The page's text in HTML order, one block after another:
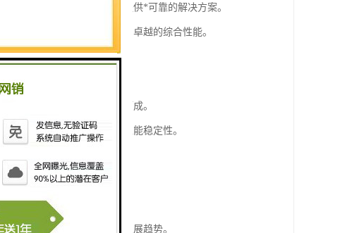
，致力于为各类建筑项目提供*可靠的解决方案。
料科学与工艺精粹，展现出卓越的综合性能。
连续化高压发泡工艺精制而成。
保了板材的结构完整性与性能稳定性。
平。
契合当下绿色节能的建筑发展趋势。